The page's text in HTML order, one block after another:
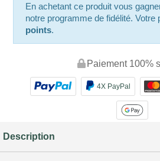
En achetant ce produit vous
notre programme de fidélité. Votre
points.
Paiement 100%
4X PayPal
Description